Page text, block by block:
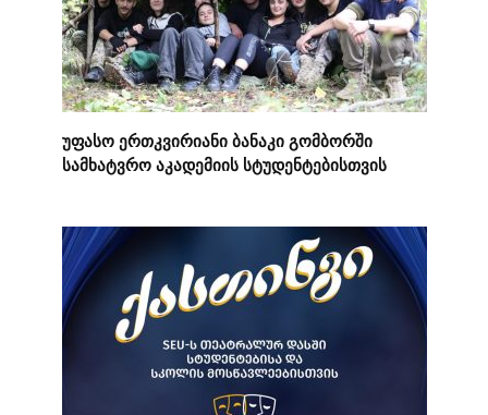
უფასო ერთკვირიანი ბანაკი გომბორში
სამხატვრო აკადემიის სტუდენტებისთვის